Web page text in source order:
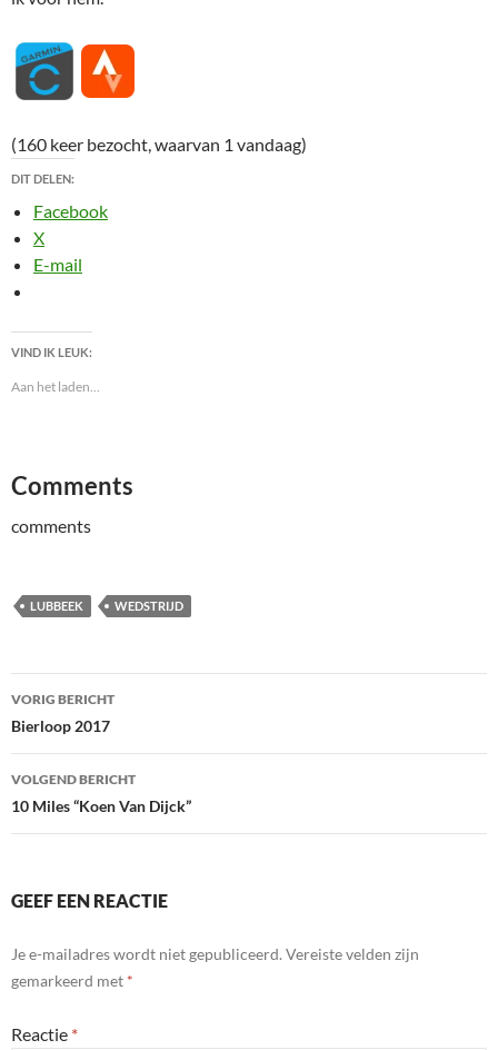
(160 keer bezocht, waarvan 1 vandaag)
DIT DELEN:
Facebook
X
E-mail
VIND IK LEUK:
Aan het laden...
Comments
comments
LUBBEEK WEDSTRIJD
Bericht
navigatie
VORIG BERICHT
Bierloop 2017
VOLGEND BERICHT
10 Miles “Koen Van Dijck”
GEEF EEN REACTIE
Je e-mailadres wordt niet gepubliceerd. Vereiste velden zijn
gemarkeerd met *
Reactie *